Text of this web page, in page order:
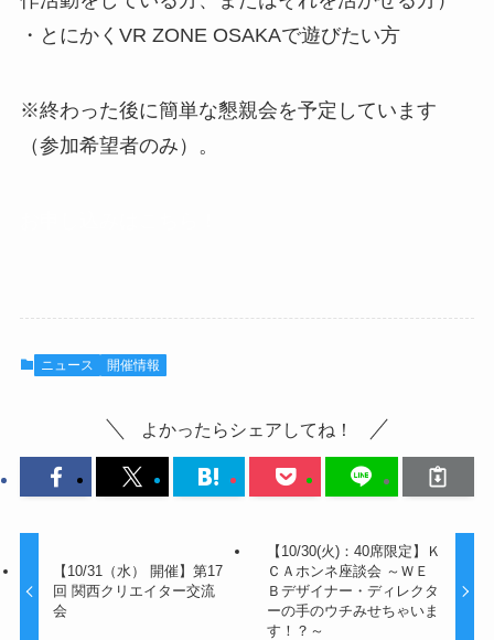
・とにかくVR ZONE OSAKAで遊びたい方
※終わった後に簡単な懇親会を予定しています
（参加希望者のみ）。
ニュース 開催情報
よかったらシェアしてね！
【10/31（水） 開催】第17
回 関西クリエイター交流
会
【10/30(火)：40席限定】Ｋ
ＣＡホンネ座談会 ～ＷＥ
Ｂデザイナー・ディレクタ
ーの手のウチみせちゃいま
す！？～